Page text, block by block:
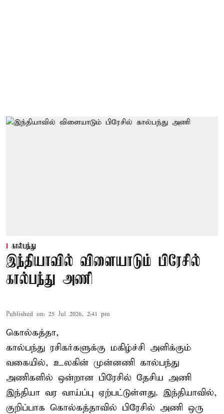
கால்பந்து
இந்தியாவில் விளையாடும் பிரேசில்
கால்பந்து அணி
Published on: 25 Jul 2026, 2:41 pm
கொல்கத்தா,
கால்பந்து ரசிகர்களுக்கு மகிழ்ச்சி அளிக்கும்
வகையில், உலகின் முன்னணி கால்பந்து
அணிகளில் ஒன்றான பிரேசில் தேசிய அணி
இந்தியா வர வாய்ப்பு ஏற்பட்டுள்ளது. இந்தியாவில்,
குறிப்பாக கொல்கத்தாவில் பிரேசில் அணி ஒரு